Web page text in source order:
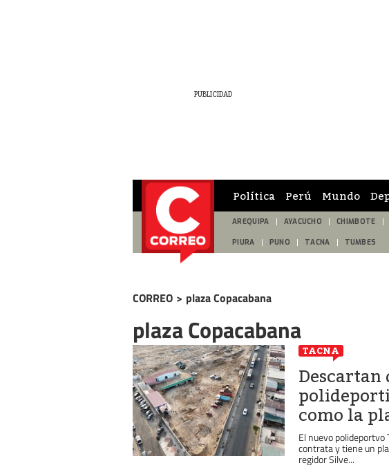
Política Perú Mundo
AREQUIPA AYACUCHO CHIMBOTE
PIURA PUNO TACNA TUMBES
CORREO > plaza Copacabana
plaza Copacabana
TACNA
Descartan
como la
El nuevo polideportvo
contrata y tiene un
regidor Silve...